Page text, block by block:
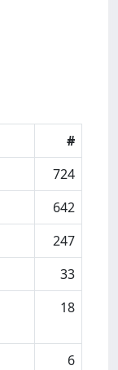
#
724
642
247
33
18
6